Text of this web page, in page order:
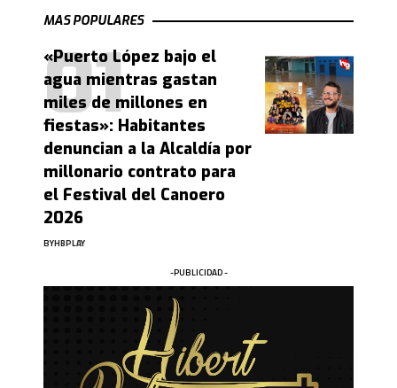
MAS POPULARES
«Puerto López bajo el
agua mientras gastan
miles de millones en
fiestas»: Habitantes
denuncian a la Alcaldía por
millonario contrato para
el Festival del Canoero
2026
BYHBPLAY
-PUBLICIDAD -